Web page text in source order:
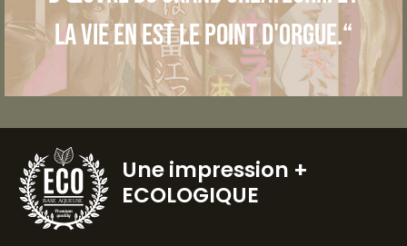
la vie en est le point d'orgue.“
BASE AQUEUSE
Une impression +
ECOLOGIQUE